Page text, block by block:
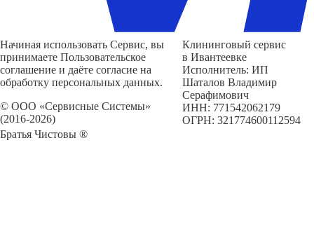
Начиная использовать Сервис, вы
принимаете Пользовательское
соглашение и даёте согласие на
обработку персональных данных.
© ООО «Сервисные Системы»
(2016-2026)
Братья Чистовы ®
Клининговый сервис
в Ивантеевке
Исполнитель: ИП
Шаталов Владимир
Серафимович
ИНН: 771542062179
ОГРН: 321774600112594